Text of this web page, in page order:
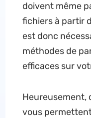
doivent même
fichiers à partir
est donc
méthodes de
efficaces sur
Heureusement,
vous